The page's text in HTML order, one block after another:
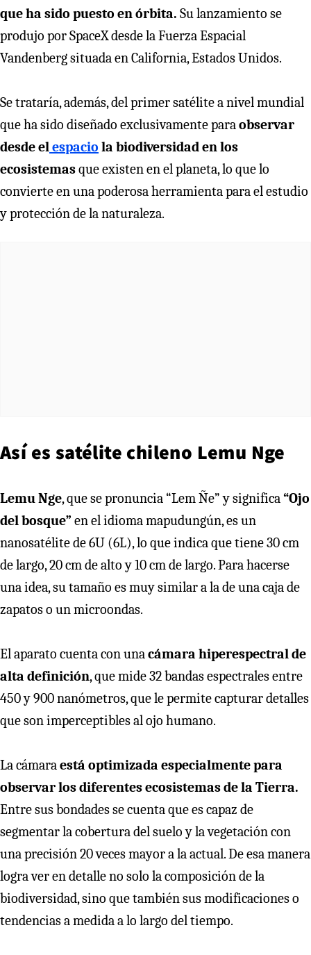
que ha sido puesto en órbita. Su lanzamiento se
produjo por SpaceX desde la Fuerza Espacial
Vandenberg situada en California, Estados Unidos.
Se trataría, además, del primer satélite a nivel mundial
que ha sido diseñado exclusivamente paraobservar
desde elespacio la biodiversidad en los
ecosistemasque existen en el planeta, lo que lo
convierte en una poderosa herramienta para el estudio
y protección de la naturaleza.
Así es satélite chileno Lemu Nge
Lemu Nge, que se pronuncia “Lem Ñe” y significa“Ojo
del bosque” en el idioma mapudungún, es un
nanosatélite de 6U (6L), lo que indica que tiene 30 cm
de largo, 20 cm de alto y 10 cm de largo. Para hacerse
una idea, su tamaño es muy similar a la de una caja de
zapatos o un microondas.
El aparato cuenta con unacámara hiperespectral de
alta definición, que mide 32 bandas espectrales entre
450 y 900 nanómetros, que le permite capturar detalles
que son imperceptibles al ojo humano.
La cámaraestá optimizada especialmente para
observar los diferentes ecosistemas de la Tierra.
Entre sus bondades se cuenta que es capaz de
segmentar la cobertura del suelo y la vegetación con
una precisión 20 veces mayor a la actual. De esa manera
logra ver en detalle no solo la composición de la
biodiversidad, sino que también sus modificaciones o
tendencias a medida a lo largo del tiempo.